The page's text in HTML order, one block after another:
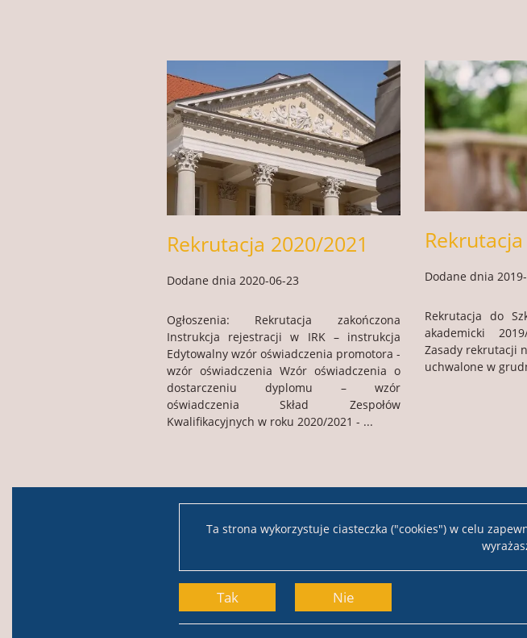
Ta strona wykorzystuje ciasteczka ("cookies") w celu
Tak Nie
Rekrutacja 2020/2021
Dodane dnia 2020-06-23
Ogłoszenia: Rekrutacja zakończona
Instrukcja rejestracji w IRK – instrukcja
Edytowalny wzór oświadczenia promotora -
wzór oświadczenia Wzór oświadczenia o
dostarczeniu dyplomu – wzór
oświadczenia Skład Zespołów
Kwalifikacyjnych w roku 2020/2021 - ...
Dodane dnia
Rekrutacja do
akademicki
Zasady rekrutacji
uchwalone w